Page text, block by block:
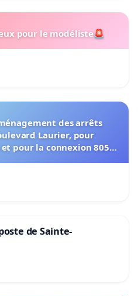
pour le modéliste🚨
des arrêts
Laurier, pour
pour la connexion 805-
de Sainte-